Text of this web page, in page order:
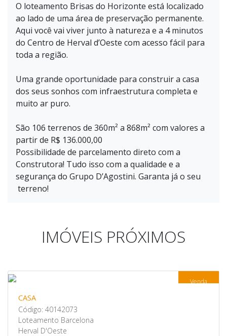
O loteamento Brisas do Horizonte está localizado
ao lado de uma área de preservação permanente.
Aqui você vai viver junto à natureza e a 4 minutos
do Centro de Herval d’Oeste com acesso fácil para
toda a região.
Uma grande oportunidade para construir a casa
dos seus sonhos com infraestrutura completa e
muito ar puro.
São 106 terrenos de 360m² a 868m² com valores a
partir de R$ 136.000,00
Possibilidade de parcelamento direto com a
Construtora! Tudo isso com a qualidade e a
segurança do Grupo D’Agostini. Garanta já o seu
terreno!
IMÓVEIS PRÓXIMOS
Venda
CASA
Código: 40142073
Loteamento Barcelona
Herval D'Oeste